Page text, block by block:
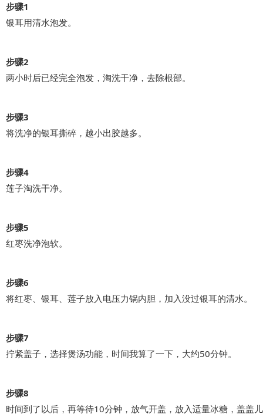
步骤1
银耳用清水泡发。
步骤2
两小时后已经完全泡发，淘洗干净，去除根部。
步骤3
将洗净的银耳撕碎，越小出胶越多。
步骤4
莲子淘洗干净。
步骤5
红枣洗净泡软。
步骤6
将红枣、银耳、莲子放入电压力锅内胆，加入没过银耳的清水。
步骤7
拧紧盖子，选择煲汤功能，时间我算了一下，大约50分钟。
步骤8
时间到了以后，再等待10分钟，放气开盖，放入适量冰糖，盖盖